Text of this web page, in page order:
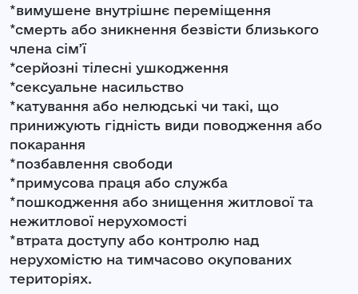
*вимушене внутрішнє переміщення
*смерть або зникнення безвісти близького
члена сімʼї
*серйозні тілесні ушкодження
*сексуальне насильство
*катування або нелюдські чи такі, що
принижують гідність види поводження або
покарання
*позбавлення свободи
*примусова праця або служба
*пошкодження або знищення житлової та
нежитлової нерухомості
*втрата доступу або контролю над
нерухомістю на тимчасово окупованих
територіях.